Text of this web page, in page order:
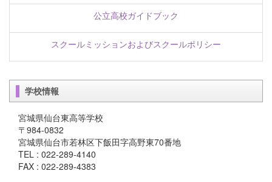
公立高校ガイドブック
スクールミッションおよびスクールポリシー
学校情報
宮城県仙台東高等学校
〒984-0832
宮城県仙台市若林区下飯田字高野東70番地
TEL : 022-289-4140
FAX : 022-289-4383